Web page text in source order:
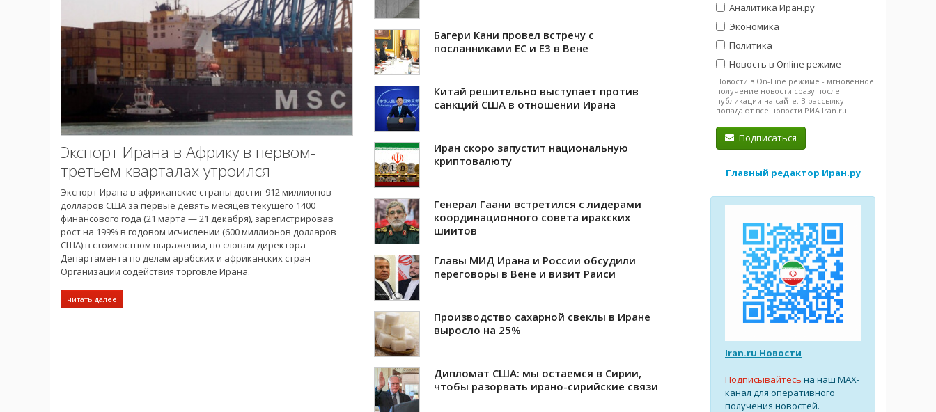
Экспорт Ирана в Африку в первом-
третьем кварталах утроился
Экспорт Ирана в африканские страны достиг 912 миллионов
долларов США за первые девять месяцев текущего 1400
финансового года (21 марта — 21 декабря), зарегистрировав
рост на 199% в годовом исчислении (600 миллионов долларов
США) в стоимостном выражении, по словам директора
Департамента по делам арабских и африканских стран
Организации содействия торговле Ирана.
читать далее
Багери Кани провел встречу с
посланниками ЕС и Е3 в Вене
Китай решительно выступает против
санкций США в отношении Ирана
Иран скоро запустит национальную
криптовалюту
Генерал Гаани встретился с лидерами
координационного совета иракских
шиитов
Главы МИД Ирана и России обсудили
переговоры в Вене и визит Раиси
Производство сахарной свеклы в Иране
выросло на 25%
Дипломат США: мы остаемся в Сирии,
чтобы разорвать ирано-сирийские связи
Аналитика Иран.ру
Экономика
Политика
Новость в Online режиме
Новости в On-Line режиме - мгновенное
получение новости сразу после
публикации на сайте. В рассылку
попадают все новости РИА Iran.ru.
Подписаться
Главный редактор Иран.ру
Iran.ru Новости
Подписывайтесь на наш MAX-
канал для оперативного
получения новостей.